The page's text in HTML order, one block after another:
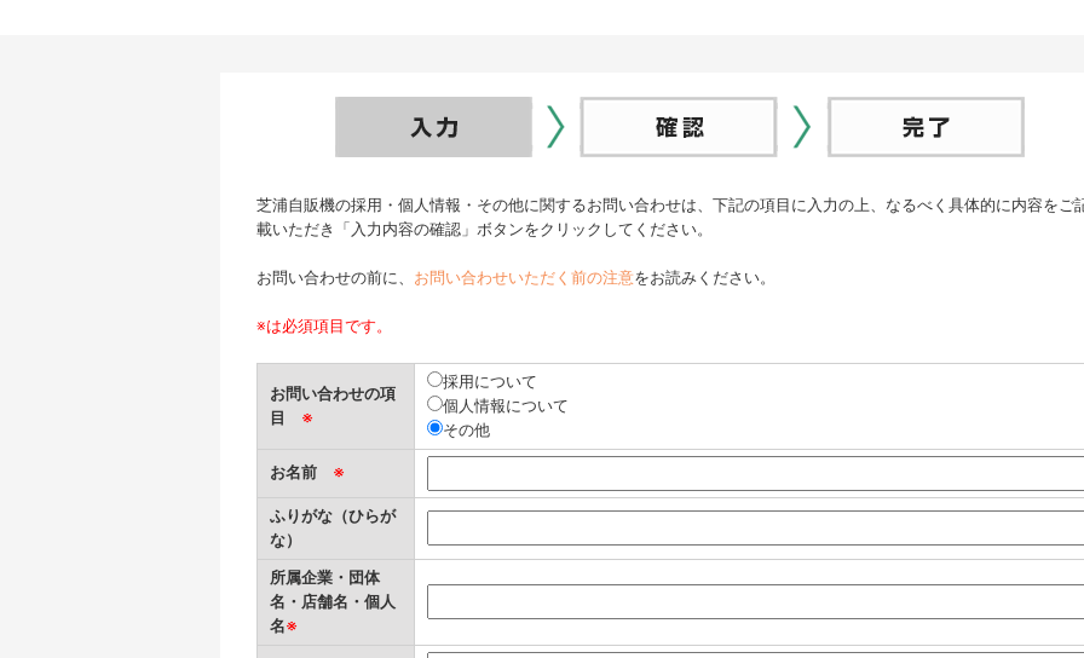
芝浦自販機の採用・個人情報・その他に関するお問い合わせは、下記の項目に入力の上、なるべく具体的に内容をご
載いただき「入力内容の確認」ボタンをクリックしてください。
お問い合わせの前に、 お問い合わせいただく前の注意をお読みください。
※は必須項目です。
お問い合わせの項
目 ※
採用について
個人情報について
その他
お名前 ※
ふりがな（ひらが
な）
所属企業・団体
名・店舗名・個人
名※